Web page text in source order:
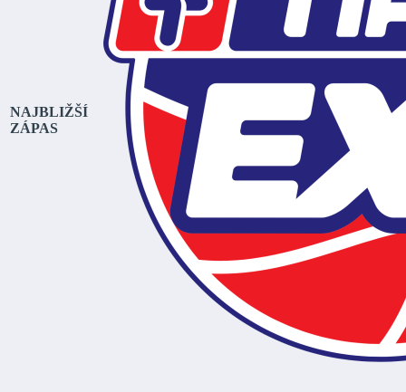
NAJBLIŽŠÍ
ZÁPAS